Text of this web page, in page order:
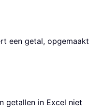
een getal, opgemaakt
getallen in Excel niet